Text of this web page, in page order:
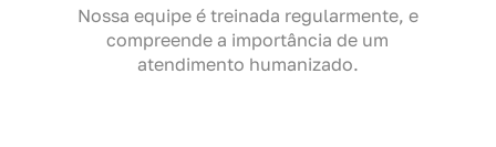
Nossa equipe é treinada regularmente, e
compreende a importância de um
atendimento humanizado.